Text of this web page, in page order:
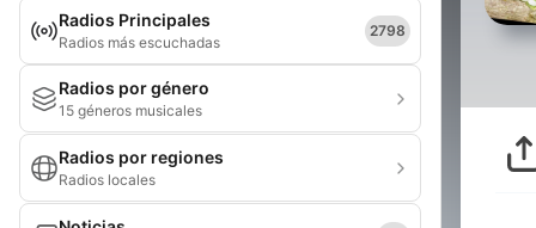
Radios Principales
Radios más escuchadas
2798
Radios por género
15 géneros musicales
Radios por regiones
Radios locales